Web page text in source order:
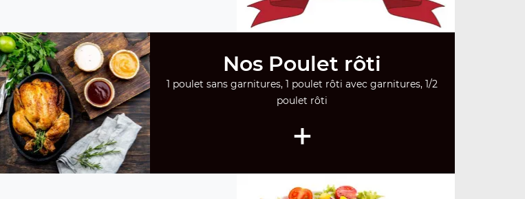
Nos Poulet rôti
1 poulet sans garnitures, 1 poulet rôti avec garnitures, 1/2
poulet rôti
+